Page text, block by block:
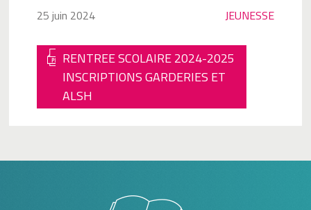
25 juin 2024 JEUNESSE
RENTREE SCOLAIRE 2024-2025
INSCRIPTIONS GARDERIES ET
ALSH